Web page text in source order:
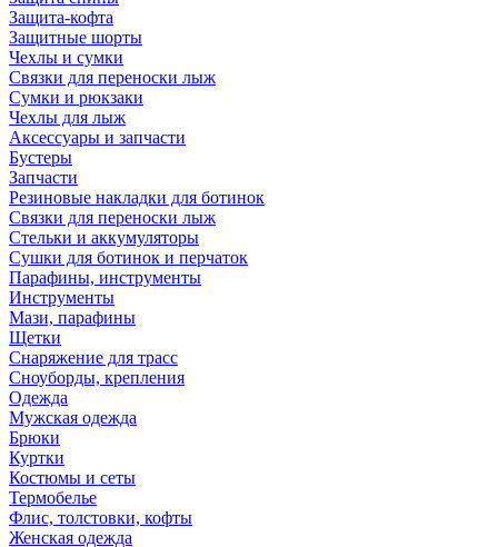
Защита-кофта
Защитные шорты
Чехлы и сумки
Связки для переноски лыж
Сумки и рюкзаки
Чехлы для лыж
Аксессуары и запчасти
Бустеры
Запчасти
Резиновые накладки для ботинок
Связки для переноски лыж
Стельки и аккумуляторы
Сушки для ботинок и перчаток
Парафины, инструменты
Инструменты
Мази, парафины
Щетки
Снаряжение для трасс
Сноуборды, крепления
Одежда
Мужская одежда
Брюки
Куртки
Костюмы и сеты
Термобелье
Флис, толстовки, кофты
Женская одежда